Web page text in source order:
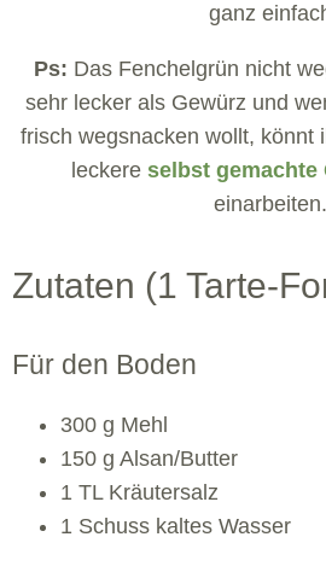
ganz
Ps: Das Fenchelgrün nicht
sehr lecker als Gewürz und
frisch wegsnacken wollt, könnt
leckere selbst gemachte
einarbeiten.
Zutaten (1 Tarte-
Für den Boden
300 g Mehl
150 g Alsan/Butter
1 TL Kräutersalz
1 Schuss kaltes Wasser